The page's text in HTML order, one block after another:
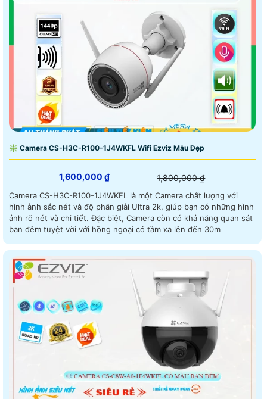
❇ Camera CS-H3C-R100-1J4WKFL Wifi Ezviz Mẫu Đẹp
1,600,000 ₫ 1,800,000 ₫
Camera CS-H3C-R100-1J4WKFL là một Camera chất lượng với
hình ảnh sắc nét và độ phân giải Ultra 2k, giúp bạn có những hình
ảnh rõ nét và chi tiết. Đặc biệt, Camera còn có khả năng quan sát
ban đêm tuyệt vời với hồng ngoại có tầm xa lên đến 30m